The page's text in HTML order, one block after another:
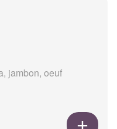
jambon, oeuf